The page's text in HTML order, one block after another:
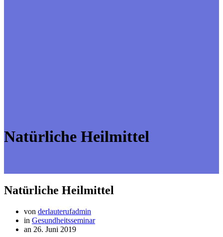
Natürliche Heilmittel
Natürliche Heilmittel
von derlauterufadmin
in Gesundheitsseminar
an 26. Juni 2019